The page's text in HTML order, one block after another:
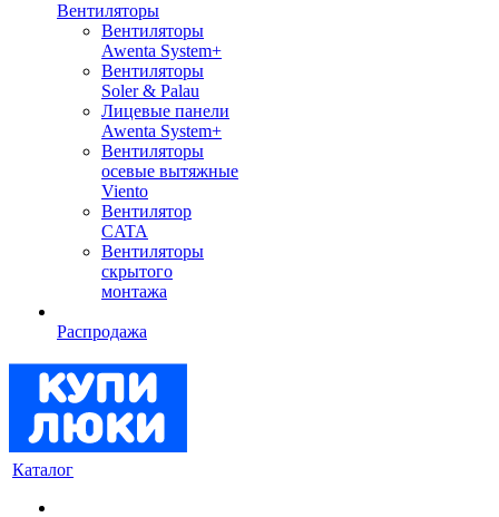
Вентиляторы
Вентиляторы
Awenta System+
Вентиляторы
Soler & Palau
Лицевые панели
Awenta System+
Вентиляторы
осевые вытяжные
Viento
Вентилятор
CATA
Вентиляторы
скрытого
монтажа
Распродажа
Каталог